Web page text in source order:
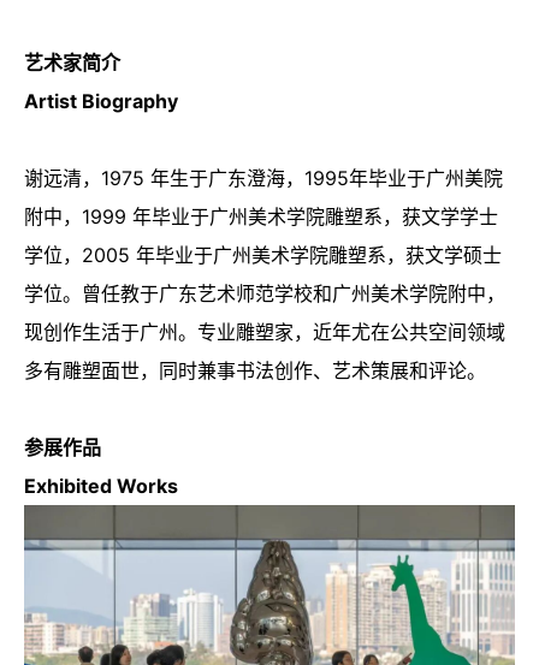
艺术家简介
Artist Biography
谢远清，1975 年生于广东澄海，1995年毕业于广州美院
附中，1999 年毕业于广州美术学院雕塑系，获文学学士
学位，2005 年毕业于广州美术学院雕塑系，获文学硕士
学位。曾任教于广东艺术师范学校和广州美术学院附中，
现创作生活于广州。专业雕塑家，近年尤在公共空间领域
多有雕塑面世，同时兼事书法创作、艺术策展和评论。
参展作品
Exhibited Works